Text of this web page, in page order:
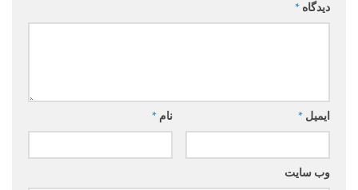
دیدگاه *
نام * ایمیل *
وب‌ سایت